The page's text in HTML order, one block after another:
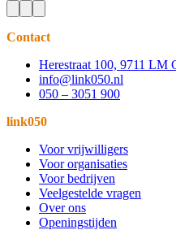
Contact
Herestraat 100, 9711 LM
info@link050.nl
050 – 3051 900
link050
Voor vrijwilligers
Voor organisaties
Voor bedrijven
Veelgestelde vragen
Over ons
Openingstijden